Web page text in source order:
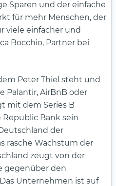
Sparen und der einfache
für mehr Menschen, der
viele einfacher und
Bocchio, Partner bei
Peter Thiel steht und
Palantir, AirBnB oder
mit dem Series B
Bank sein
der
rasche Wachstum der
zeugt von der
gegenüber den
Unternehmen ist auf